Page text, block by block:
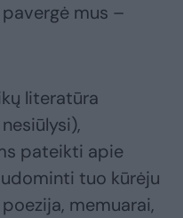
mus –
literatūra
pateikti apie
tuo kūrėju
memuarai,